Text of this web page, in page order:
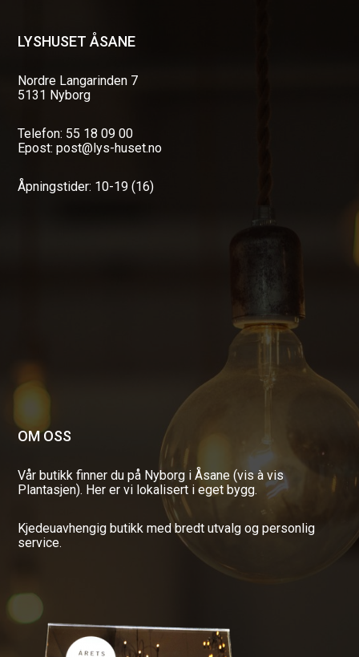
LYSHUSET ÅSANE
Nordre Langarinden 7
5131 Nyborg
Telefon: 55 18 09 00
Epost: post@lys-huset.no
Åpningstider: 10-19 (16)
OM OSS
Vår butikk finner du på Nyborg i Åsane (vis à vis
Plantasjen). Her er vi lokalisert i eget bygg.
Kjedeuavhengig butikk med bredt utvalg og personlig
service.